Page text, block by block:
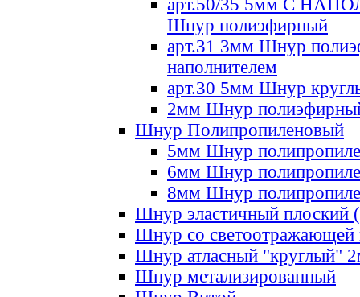
арт.50/35 5мм С
Шнур полиэфирный
арт.31 3мм Шнур
наполнителем
арт.30 5мм Шнур
2мм Шнур
Шнур Полипропиленовый
5мм Шнур
6мм Шнур
8мм Шнур
Шнур эластичный плоский
Шнур со светоотражающей
Шнур атласный "круглый"
Шнур метализированный